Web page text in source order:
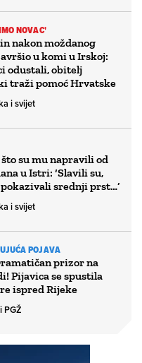
NOVAC'
nakon moždanog
u komi u Irskoj:
odustali, obitelj
traži pomoć Hrvatske
i svijet
su mu napravili od
u Istri: ‘Slavili su,
srednji prst…’
i svijet
POJAVA
prizor na
Pijavica se spustila
ispred Rijeke
PGŽ